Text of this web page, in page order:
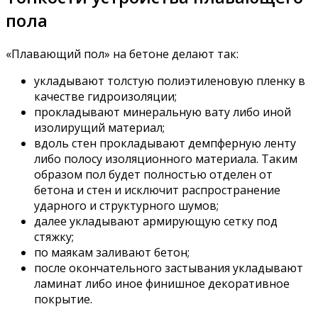
пола
«Плавающий пол» на бетоне делают так:
укладывают толстую полиэтиленовую пленку в
качестве гидроизоляции;
прокладывают минеральную вату либо иной
изолирущий материал;
вдоль стен прокладывают демпферную ленту
либо полосу изоляционного материала. Таким
образом пол будет полностью отделен от
бетона и стен и исключит распространение
ударного и структурного шумов;
далее укладывают армирующую сетку под
стяжку;
по маякам заливают бетон;
после окончательного застывания укладывают
ламинат либо иное финишное декоративное
покрытие.